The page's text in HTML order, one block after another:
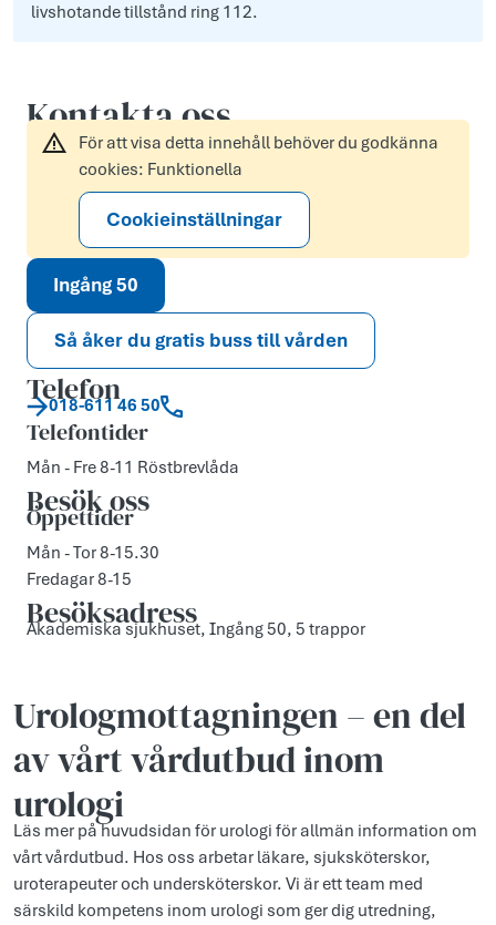
livshotande tillstånd ring 112.
Kontakta oss
För att visa detta innehåll behöver du godkänna
cookies: Funktionella
Cookieinställningar
Ingång 50
Så åker du gratis buss till vården
Telefon
018-611 46 50
Telefontider
Mån - Fre 8-11 Röstbrevlåda
Besök oss
Öppettider
Mån - Tor 8-15.30
Fredagar 8-15
Besöksadress
Akademiska sjukhuset, Ingång 50, 5 trappor
Urologmottagningen – en del
av vårt vårdutbud inom
urologi
Läs mer på huvudsidan för urologi för allmän information om
vårt vårdutbud. Hos oss arbetar läkare, sjuksköterskor,
uroterapeuter och undersköterskor. Vi är ett team med
särskild kompetens inom urologi som ger dig utredning,